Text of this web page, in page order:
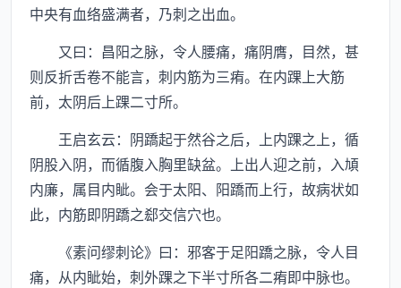
中央有血络盛满者，乃刺之出血。
又曰：昌阳之脉，令人腰痛，痛阴膺，目然，甚
则反折舌卷不能言，刺内筋为三痏。在内踝上大筋
前，太阴后上踝二寸所。
王启玄云：阴蹻起于然谷之后，上内踝之上，循
阴股入阴，而循腹入胸里缺盆。上出人迎之前，入頄
内廉，属目内眦。会于太阳、阳蹻而上行，故病状如
此，内筋即阴蹻之郄交信穴也。
《素问缪刺论》曰：邪客于足阳蹻之脉，令人目
痛，从内眦始，刺外踝之下半寸所各二痏即中脉也。